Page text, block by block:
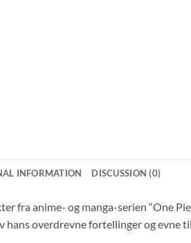
INFORMATION DISCUSSION (0)
fra anime- og manga-serien “One
hans overdrevne fortellinger og evne